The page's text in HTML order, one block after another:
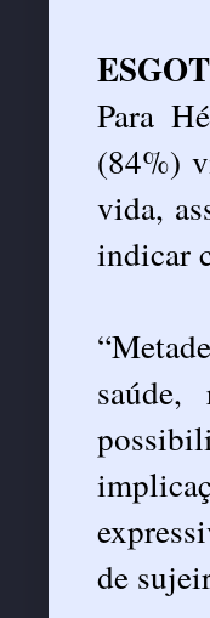
Para
(84%)
vida,
indicar
saúde,
de